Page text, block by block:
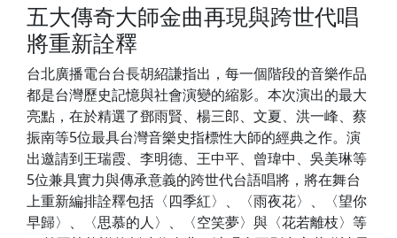
五大傳奇大師金曲再現與跨世代唱
將重新詮釋
台北廣播電台台長胡紹謙指出，每一個階段的音樂作品
都是台灣歷史記憶與社會演變的縮影。本次演出的最大
亮點，在於精選了鄧雨賢、楊三郎、文夏、洪一峰、蔡
振南等5位最具台灣音樂史指標性大師的經典之作。演
出邀請到王瑞霞、李明德、王中平、曾瑋中、吳美琳等
5位兼具實力與傳承意義的跨世代台語唱將，將在舞台
上重新編排詮釋包括〈四季紅〉、〈雨夜花〉、〈望你
早歸〉、〈思慕的人〉、〈空笑夢〉與〈花若離枝〉等